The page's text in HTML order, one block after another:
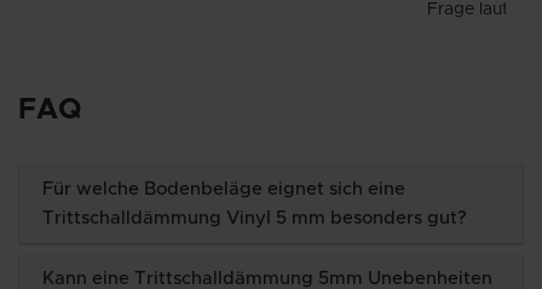
Frage lautet
FAQ
Für welche Bodenbeläge eignet sich eine
Trittschalldämmung Vinyl 5 mm besonders gut?
Kann eine Trittschalldämmung 5mm Unebenheiten